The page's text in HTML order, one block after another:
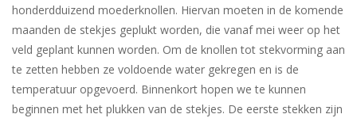
honderdduizend moederknollen. Hiervan moeten in de komende
maanden de stekjes geplukt worden, die vanaf mei weer op het
veld geplant kunnen worden. Om de knollen tot stekvorming aan
te zetten hebben ze voldoende water gekregen en is de
temperatuur opgevoerd. Binnenkort hopen we te kunnen
beginnen met het plukken van de stekjes. De eerste stekken zijn